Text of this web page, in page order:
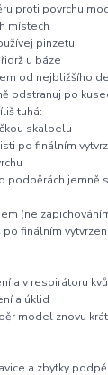
proti povrchu
místech
pinzetu:
u báze
od nejbližšího
odstranuj po
tuhá:
skalpelu
po finálním
podpěrách jemně
(ne
po finálním
a v respirátoru
a úklid
model znovu
a zbytky